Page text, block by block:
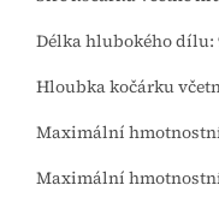
Délka hlubokého dílu:
Hloubka kočárku
Maximální
Maximální